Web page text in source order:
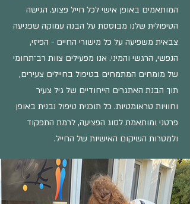
המותאמים באופן אישי לכל חייל פצוע. הגישה
הטיפולית שלנו מבוססת על הבנה עמוקה שפגיעה
צבאית משפיעה על כל מישורי החיים - הפיזי,
הנפשי, הרגשי והמיני. אנו מפעילים צוות רב־תחומי
של מומחים המתמחים בטיפול בחיילים צעירים,
תוך הבנת האתגרים הייחודיים של גיל צעיר
וחוויות טראומטיות. כל תוכנית טיפול נבנית באופן
פרטני ומותאמת לסוג הפציעה, לרמת התפקוד
ולמטרות השיקום האישיות של החייל.